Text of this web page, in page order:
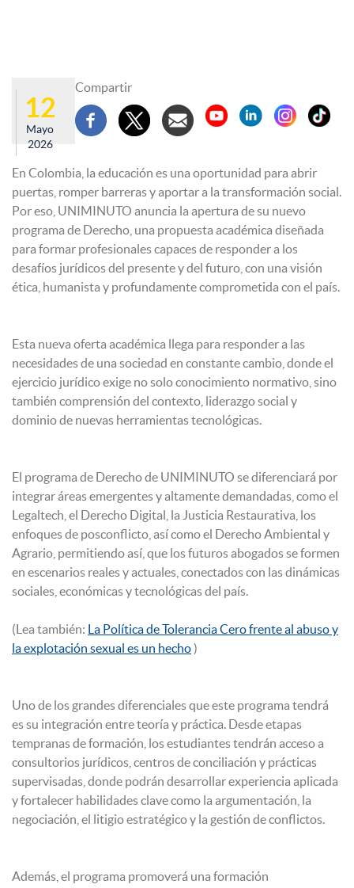
12
Mayo
2026
Compartir
En Colombia, la educación es una oportunidad para abrir
puertas, romper barreras y aportar a la transformación social.
Por eso, UNIMINUTO anuncia la apertura de su nuevo
programa de Derecho, una propuesta académica diseñada
para formar profesionales capaces de responder a los
desafíos jurídicos del presente y del futuro, con una visión
ética, humanista y profundamente comprometida con el país.
Esta nueva oferta académica llega para responder a las
necesidades de una sociedad en constante cambio, donde el
ejercicio jurídico exige no solo conocimiento normativo, sino
también comprensión del contexto, liderazgo social y
dominio de nuevas herramientas tecnológicas.
El programa de Derecho de UNIMINUTO se diferenciará por
integrar áreas emergentes y altamente demandadas, como el
Legaltech, el Derecho Digital, la Justicia Restaurativa, los
enfoques de posconflicto, así como el Derecho Ambiental y
Agrario, permitiendo así, que los futuros abogados se formen
en escenarios reales y actuales, conectados con las dinámicas
sociales, económicas y tecnológicas del país.
(Lea también: La Política de Tolerancia Cero frente al abuso y
la explotación sexual es un hecho)
Uno de los grandes diferenciales que este programa tendrá
es su integración entre teoría y práctica. Desde etapas
tempranas de formación, los estudiantes tendrán acceso a
consultorios jurídicos, centros de conciliación y prácticas
supervisadas, donde podrán desarrollar experiencia aplicada
y fortalecer habilidades clave como la argumentación, la
negociación, el litigio estratégico y la gestión de conflictos.
Además, el programa promoverá una formación